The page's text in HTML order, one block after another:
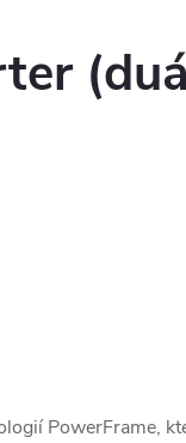
PowerFrame,